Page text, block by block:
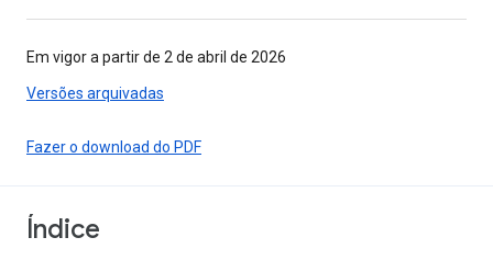
Em vigor a partir de 2 de abril de 2026
Versões arquivadas
Fazer o download do PDF
Índice